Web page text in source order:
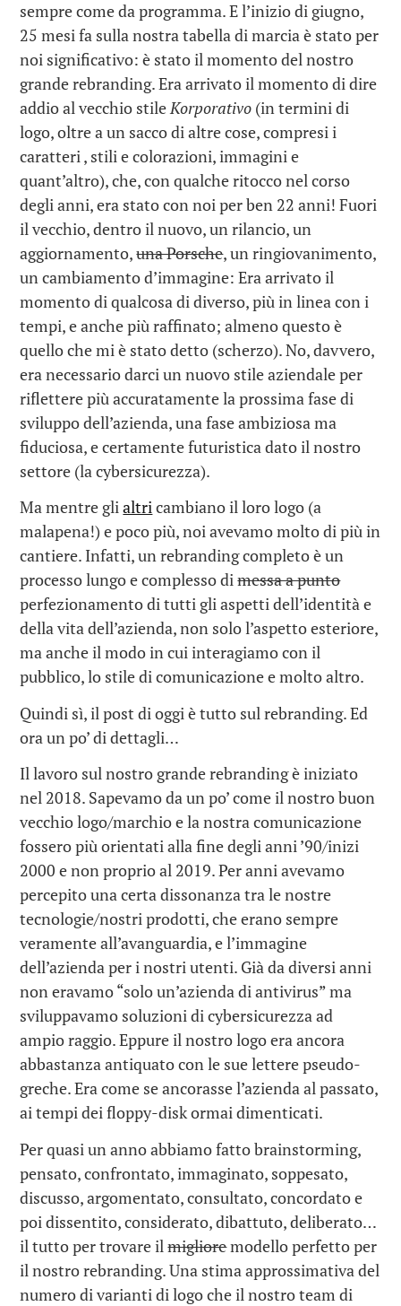
sempre come da programma. E l’inizio di giugno,
25 mesi fa sulla nostra tabella di marcia è stato per
noi significativo: è stato il momento del nostro
grande rebranding. Era arrivato il momento di dire
addio al vecchio stile Korporativo (in termini di
logo, oltre a un sacco di altre cose, compresi i
caratteri , stili e colorazioni, immagini e
quant’altro), che, con qualche ritocco nel corso
degli anni, era stato con noi per ben 22 anni! Fuori
il vecchio, dentro il nuovo, un rilancio, un
aggiornamento,una Porsche, un ringiovanimento,
un cambiamento d’immagine: Era arrivato il
momento di qualcosa di diverso, più in linea con i
tempi, e anche più raffinato; almeno questo è
quello che mi è stato detto (scherzo). No, davvero,
era necessario darci un nuovo stile aziendale per
riflettere più accuratamente la prossima fase di
sviluppo dell’azienda, una fase ambiziosa ma
fiduciosa, e certamente futuristica dato il nostro
settore (la cybersicurezza).
Ma mentre glialtricambiano il loro logo (a
malapena!) e poco più, noi avevamo molto di più in
cantiere. Infatti, un rebranding completo è un
processo lungo e complesso dimessa a punto
perfezionamento di tutti gli aspetti dell’identità e
della vita dell’azienda, non solo l’aspetto esteriore,
ma anche il modo in cui interagiamo con il
pubblico, lo stile di comunicazione e molto altro.
Quindi sì, il post di oggi è tutto sul rebranding. Ed
ora un po’ di dettagli…
Il lavoro sul nostro grande rebranding è iniziato
nel 2018. Sapevamo da un po’ come il nostro buon
vecchio logo/marchio e la nostra comunicazione
fossero più orientati alla fine degli anni ’90/inizi
2000 e non proprio al 2019. Per anni avevamo
percepito una certa dissonanza tra le nostre
tecnologie/nostri prodotti, che erano sempre
veramente all’avanguardia, e l’immagine
dell’azienda per i nostri utenti. Già da diversi anni
non eravamo “solo un’azienda di antivirus” ma
sviluppavamo soluzioni di cybersicurezza ad
ampio raggio. Eppure il nostro logo era ancora
abbastanza antiquato con le sue lettere pseudo-
greche. Era come se ancorasse l’azienda al passato,
ai tempi dei floppy-disk ormai dimenticati.
Per quasi un anno abbiamo fatto brainstorming,
pensato, confrontato, immaginato, soppesato,
discusso, argomentato, consultato, concordato e
poi dissentito, considerato, dibattuto, deliberato…
il tutto per trovare ilmiglioremodello perfetto per
il nostro rebranding. Una stima approssimativa del
numero di varianti di logo che il nostro team di